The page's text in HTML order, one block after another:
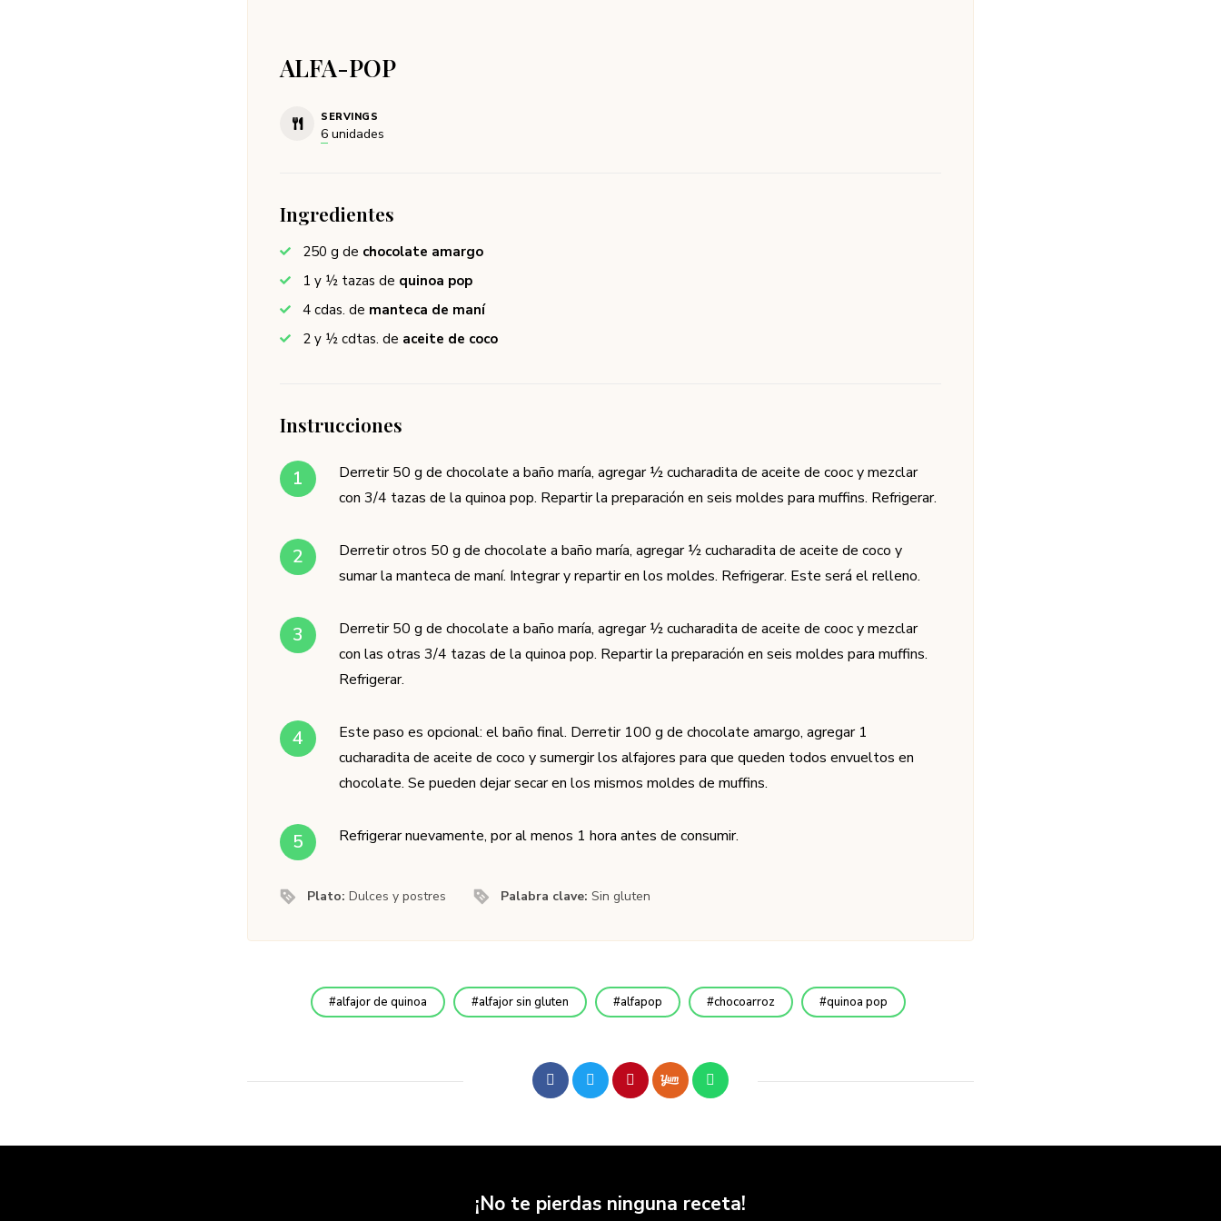
ALFA-POP
SERVINGS
6 unidades
Ingredientes
250 g de chocolate amargo
1 y ½ tazas de quinoa pop
4 cdas. de manteca de maní
2 y ½ cdtas. de aceite de coco
Instrucciones
Derretir 50 g de chocolate a baño maría, agregar ½ cucharadita de aceite de cooc y mezclar
con 3/4 tazas de la quinoa pop. Repartir la preparación en seis moldes para muffins. Refrigerar.
Derretir otros 50 g de chocolate a baño maría, agregar ½ cucharadita de aceite de coco y
sumar la manteca de maní. Integrar y repartir en los moldes. Refrigerar. Este será el relleno.
Derretir 50 g de chocolate a baño maría, agregar ½ cucharadita de aceite de cooc y mezclar
con las otras 3/4 tazas de la quinoa pop. Repartir la preparación en seis moldes para muffins.
Refrigerar.
Este paso es opcional: el baño final. Derretir 100 g de chocolate amargo, agregar 1
cucharadita de aceite de coco y sumergir los alfajores para que queden todos envueltos en
chocolate. Se pueden dejar secar en los mismos moldes de muffins.
Refrigerar nuevamente, por al menos 1 hora antes de consumir.
Plato:Dulces y postres Palabra clave:Sin gluten
alfajor de quinoa alfajor sin gluten alfapop chocoarroz quinoa pop
¡No te pierdas ninguna receta!